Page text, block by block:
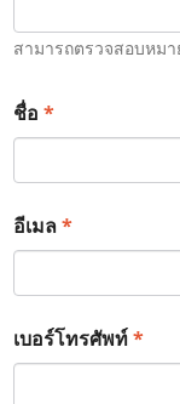
สามารถตรวจสอบหม
ชื่อ *
อีเมล *
เบอร์โทรศัพท์ *